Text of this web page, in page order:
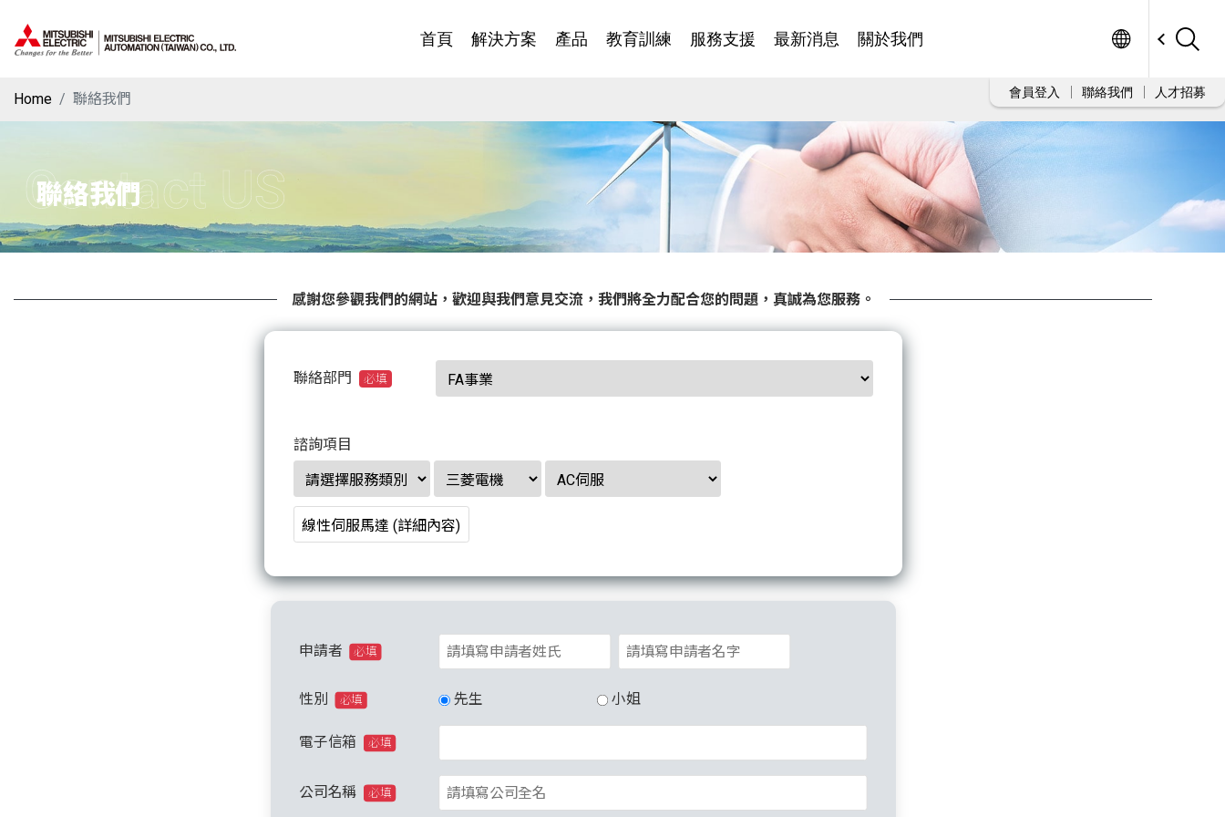
首頁 解決方案 產品 教育訓練 服務支援 最新消息 關於我們
會員登入 聯絡我們 人才招募
Home 聯絡我們
聯絡我們
Contact US
感謝您參觀我們的網站，歡迎與我們意見交流，我們將全力配合您的問題，真誠為您服務。
聯絡部門 必填
諮詢項目
申請者 必填
性別 必填 先生 小姐
電子信箱 必填
公司名稱 必填